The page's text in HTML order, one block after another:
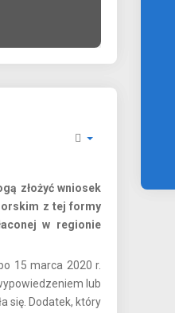
złożyć wniosek
z tej formy
w regionie
15 marca 2020 r.
lub
się. Dodatek, który